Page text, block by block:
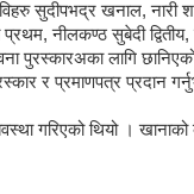
सुदीपभद्र खनाल, नारी
प्रथम, नीलकण्ठ सुबेदी
पुरस्कारअका लागि
र प्रमाणपत्र प्रदान
गरिएको थियो ।